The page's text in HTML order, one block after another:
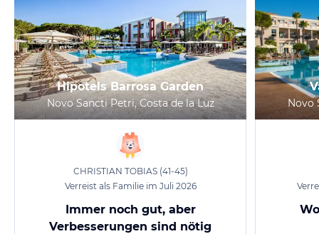
Hipotels Barrosa Garden
Novo Sancti Petri, Costa de la Luz
CHRISTIAN TOBIAS (41-45)
Verreist als Familie im Juli 2026
Immer noch gut, aber
Verbesserungen sind nötig
Novo